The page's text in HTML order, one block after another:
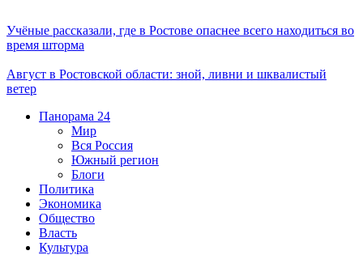
Учёные рассказали, где в Ростове опаснее всего находиться во
время шторма
Август в Ростовской области: зной, ливни и шквалистый
ветер
Панорама 24
Мир
Вся Россия
Южный регион
Блоги
Политика
Экономика
Общество
Власть
Культура